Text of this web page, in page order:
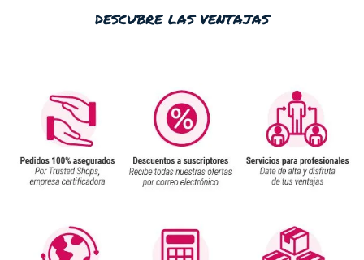
descubre las ventajas